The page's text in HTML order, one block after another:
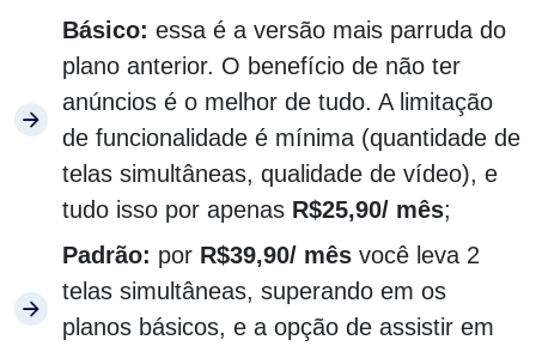
Básico: essa é a versão mais parruda do
plano anterior. O benefício de não ter
anúncios é o melhor de tudo. A limitação
de funcionalidade é mínima (quantidade de
telas simultâneas, qualidade de vídeo), e
tudo isso por apenas R$25,90/ mês;
Padrão: por R$39,90/ mês você leva 2
telas simultâneas, superando em os
planos básicos, e a opção de assistir em